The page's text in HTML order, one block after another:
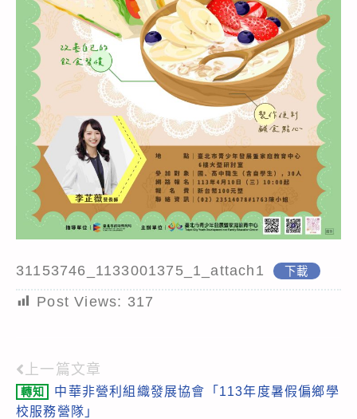
31153746_1133001375_1_attach1 下載
Post Views: 317
Read
more
上一篇文章
轉知
中華非營利組織發展協會「113年度暑假偏鄉學
校服務營隊」